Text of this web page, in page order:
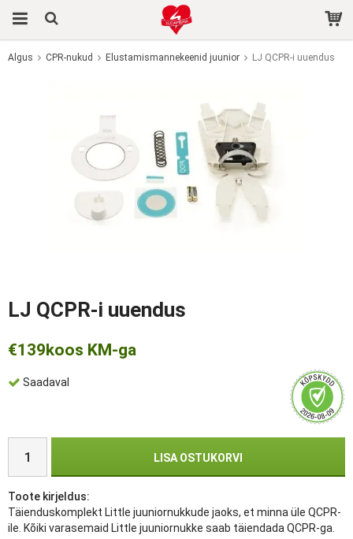
Algus CPR-nukud Elustamismannekeenid juunior LJ QCPR-i uuendus
LJ QCPR-i uuendus
€139koos KM-ga
Saadaval
LISA OSTUKORVI
Toote kirjeldus:
Täienduskomplekt Little juuniornukkude jaoks, et minna üle QCPR-
ile. Kõiki varasemaid Little juuniornukke saab täiendada QCPR-ga.